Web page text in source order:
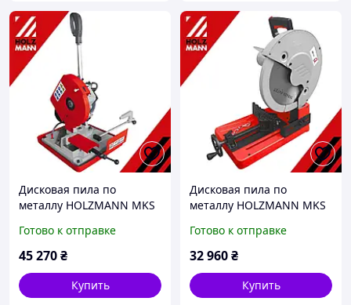
Дисковая пила по
металлу HOLZMANN MKS
Готово к отправке
45 270₴
Купить
Дисковая пила по
металлу HOLZMANN MKS
Готово к отправке
32 960₴
Купить